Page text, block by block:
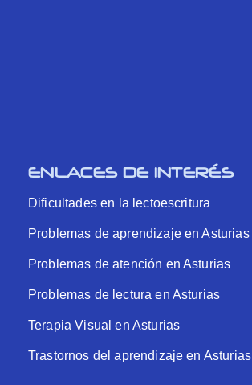
ENLACES DE INTERÉS
Dificultades en la lectoescritura
Problemas de aprendizaje en Asturias
Problemas de atención en Asturias
Problemas de lectura en Asturias
Terapia Visual en Asturias
Trastornos del aprendizaje en Asturias